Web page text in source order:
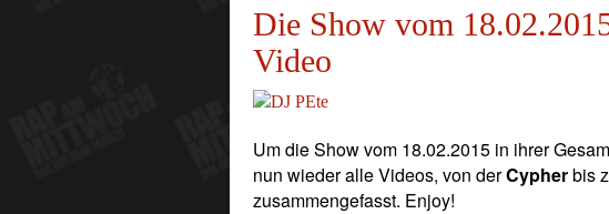
Die Show vom
Video
Um die Show vom 18.02.2015 in ihrer
nun wieder alle Videos, von der­Cypherbis
zusammengefasst. ­Enjoy!